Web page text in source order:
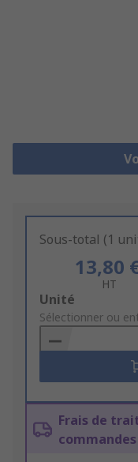
Sous-total (1
13,80
HT
Add
to
Basket
Unité
Sélectionner ou
Frais de